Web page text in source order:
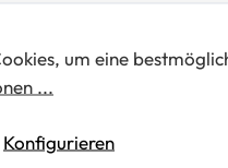
um eine
...
Konfigurieren